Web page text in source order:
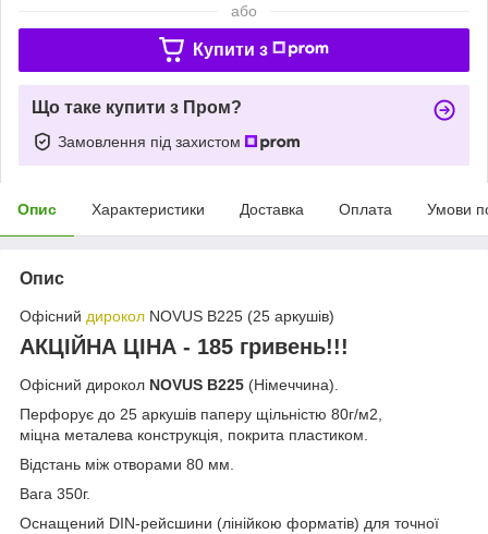
або
Купити з
Що таке купити з Пром?
Замовлення під захистом
Опис Характеристики Доставка Оплата Умови
Опис
Офісний дирокол NOVUS В225 (25 аркушів)
АКЦІЙНА ЦІНА - 185 гривень!!!
Офісний дирокол NOVUS В225 (Німеччина).
Перфорує до 25 аркушів паперу щільністю 80г/м2,
міцна металева конструкція, покрита пластиком.
Відстань між отворами 80 мм.
Вага 350г.
Оснащений DIN-рейсшини (лінійкою форматів) для точної